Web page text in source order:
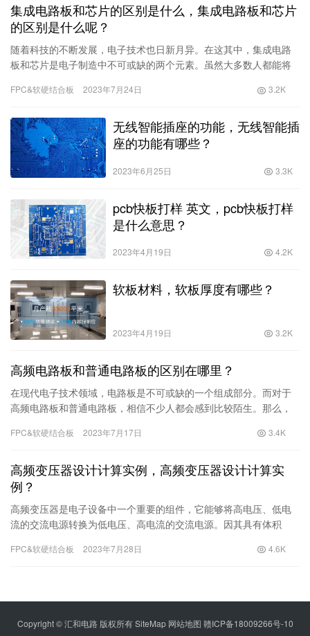
集成电路板和芯片的区别是什么，集成电路板和芯片
的区别是什么呢？
随着科技的不断发展，电子技术也日新月异。在这其中，集成电路
板和芯片是电子制造中不可或缺的两个元素。虽然大多数人都能将
文将探究集成电路板和芯片的概念
FPC&软硬结合板 2023年7月24日 3.2K
无线智能插座的功能，无线智能插
座的功能有哪些？
2023年6月25日 3.3K
pcb快板打样 英文，pcb快板打样
是什么意思？
2023年4月19日 4.2K
软板材料，软板厚度有哪些？
2023年4月19日 3.2K
高频电路板和普通电路板的区别在哪里？
在现代电子技术领域，电路板是不可或缺的一个组成部分。而对于
高频电路板和普通电路板，相信不少人都会感到比较陌生。那么，
4材质，这是一种具有
FPC&软硬结合板 2023年7月17日 3.4K
高频变压器设计计算实例，高频变压器设计计算实
例？
高频变压器是电子设备中一个重要的组件，它能够将高电压、低电
流的交流电源转换为低电压、高电流的交流电源。因其具有体积
业。高频变压器的设计与计算是变压器制造
FPC&软硬结合板 2023年7月28日 4.6K
Copyright © 汇和电路 版权所有SiteMap 网站地图 赣ICP备18009266号-10